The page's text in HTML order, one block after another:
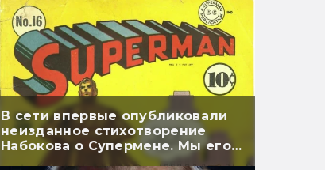
В сети впервые опубликовали
неизданное стихотворение
Набокова о Супермене. Мы его
перевели